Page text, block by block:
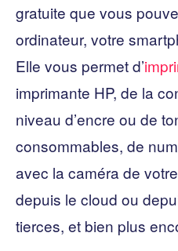
gratuite que vous
ordinateur, votre
Elle vous permet d’
imprimante HP, de la
niveau d’encre ou de
consommables, de
avec la caméra de
depuis le cloud ou
tierces, et bien plus